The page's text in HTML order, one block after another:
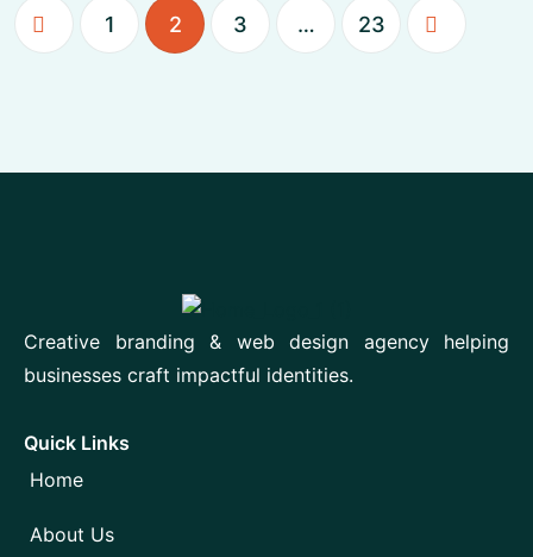
1 2 3 … 23
Creative branding & web design agency helping
businesses craft impactful identities.
Quick Links
Home
About Us